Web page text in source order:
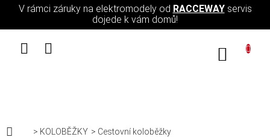
Přejít na obsah
V rámci záruky na elektromodely od RACCEWAYservis
dojede k vám domů!
Domů
KOLOBĚŽKY
Cestovní koloběžky